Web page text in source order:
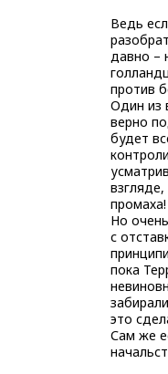
Ведь
давно –
против
Один из
верно
будет
Но
с
пока
это
Сам же